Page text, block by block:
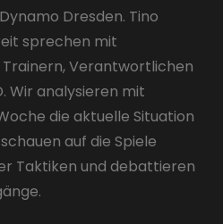
Dresden. Tino
sprechen mit
Trainern, Verantwortlichen
Wir analysieren mit
die aktuelle Situation
auf die Spiele
Taktiken und debattieren